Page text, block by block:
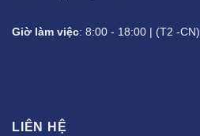
Giờ làm việc: 8:00 - 18:00 | (T2 -CN)
LIÊN HỆ